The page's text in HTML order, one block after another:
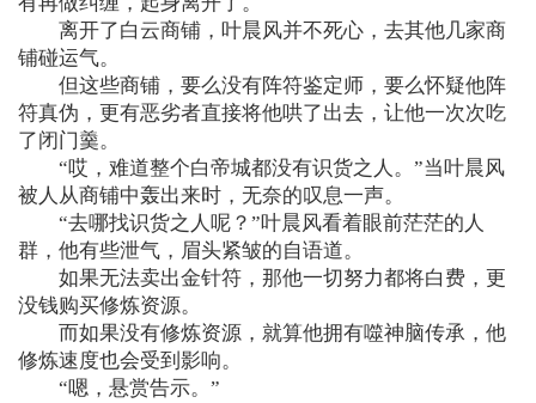
离开了白云商铺，叶晨风并不死心，去其他几家商
铺碰运气。
但这些商铺，要么没有阵符鉴定师，要么怀疑他阵
符真伪，更有恶劣者直接将他哄了出去，让他一次次吃
了闭门羹。
“哎，难道整个白帝城都没有识货之人。”当叶晨风
被人从商铺中轰出来时，无奈的叹息一声。
“去哪找识货之人呢？”叶晨风看着眼前茫茫的人
群，他有些泄气，眉头紧皱的自语道。
如果无法卖出金针符，那他一切努力都将白费，更
没钱购买修炼资源。
而如果没有修炼资源，就算他拥有噬神脑传承，他
修炼速度也会受到影响。
“嗯，悬赏告示。”